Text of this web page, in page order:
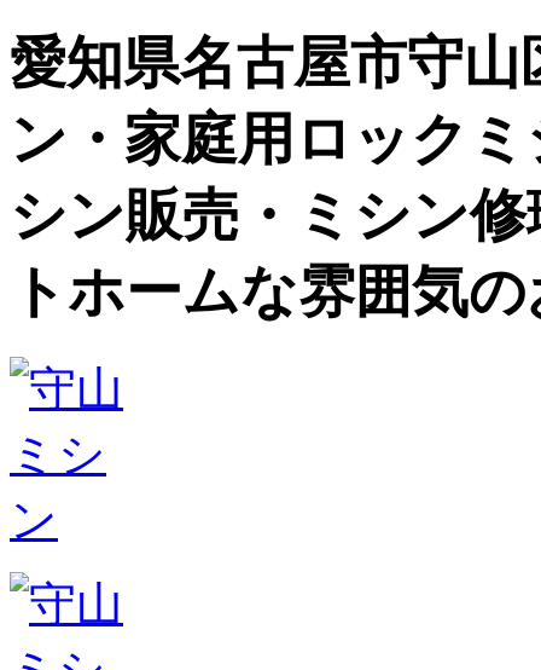
愛知県名古屋市守
ン・家庭用ロック
シン販売・ミシン
トホームな雰囲気